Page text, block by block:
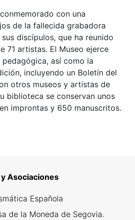
con una
de la fallecida grabadora
discípulos, que ha reunido
71 artistas. El Museo ejerce
así como la
incluyendo un Boletín del
otros museos y artistas de
biblioteca se conservan unos
improntas y 650 manuscritos.
Asociaciones
Española
de la Moneda de Segovia.